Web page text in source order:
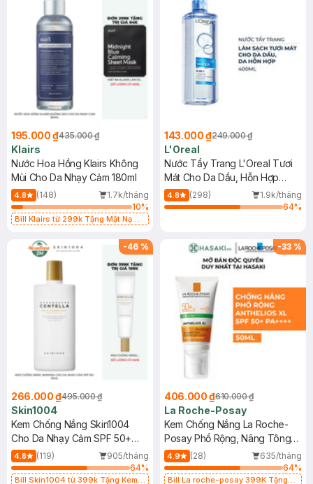
195.000 ₫435.000 ₫
Klairs
Nước Hoa Hồng Klairs Không
Mùi Cho Da Nhạy Cảm 180ml
4.8 (148)
1.7k/tháng
10%
Bill Klairs từ 299k Tặng Mặt Nạ
25ml (SL Có Hạn)
143.000 ₫249.000 ₫
L'Oreal
Nước Tẩy Trang L'Oreal Tươi
Mát Cho Da Dầu, Hỗn Hợp
400ml
4.8 (298)
1.9k/tháng
64%
-46 %
266.000 ₫495.000 ₫
Skin1004
Kem Chống Nắng Skin1004
Cho Da Nhạy Cảm SPF 50+
50ml
4.8 (119)
905/tháng
64%
Bill Skin1004 từ 399k Tặng Kem
-33 %
406.000 ₫610.000 ₫
La Roche-Posay
Kem Chống Nắng La Roche-
Posay Phổ Rộng, Nâng Tông
Kiềm Dầu 50ml
4.9 (28)
635/tháng
64%
Bill La roche-posay 399K Tặng